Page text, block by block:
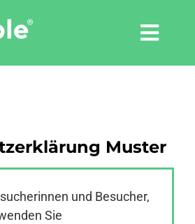
Muster
und Besucher,
Sie